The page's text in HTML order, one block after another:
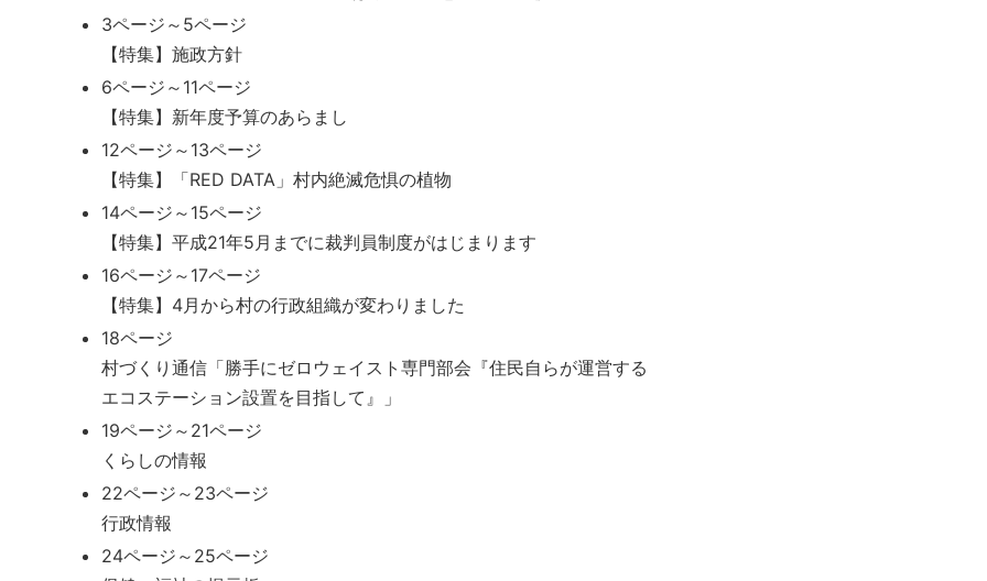
3ページ～5ページ
【特集】施政方針
6ページ～11ページ
【特集】新年度予算のあらまし
12ページ～13ページ
【特集】「RED DATA」村内絶滅危惧の植物
14ページ～15ページ
【特集】平成21年5月までに裁判員制度がはじまります
16ページ～17ページ
【特集】4月から村の行政組織が変わりました
18ページ
村づくり通信「勝手にゼロウェイスト専門部会『住民自らが運営する
エコステーション設置を目指して』」
19ページ～21ページ
くらしの情報
22ページ～23ページ
行政情報
24ページ～25ページ